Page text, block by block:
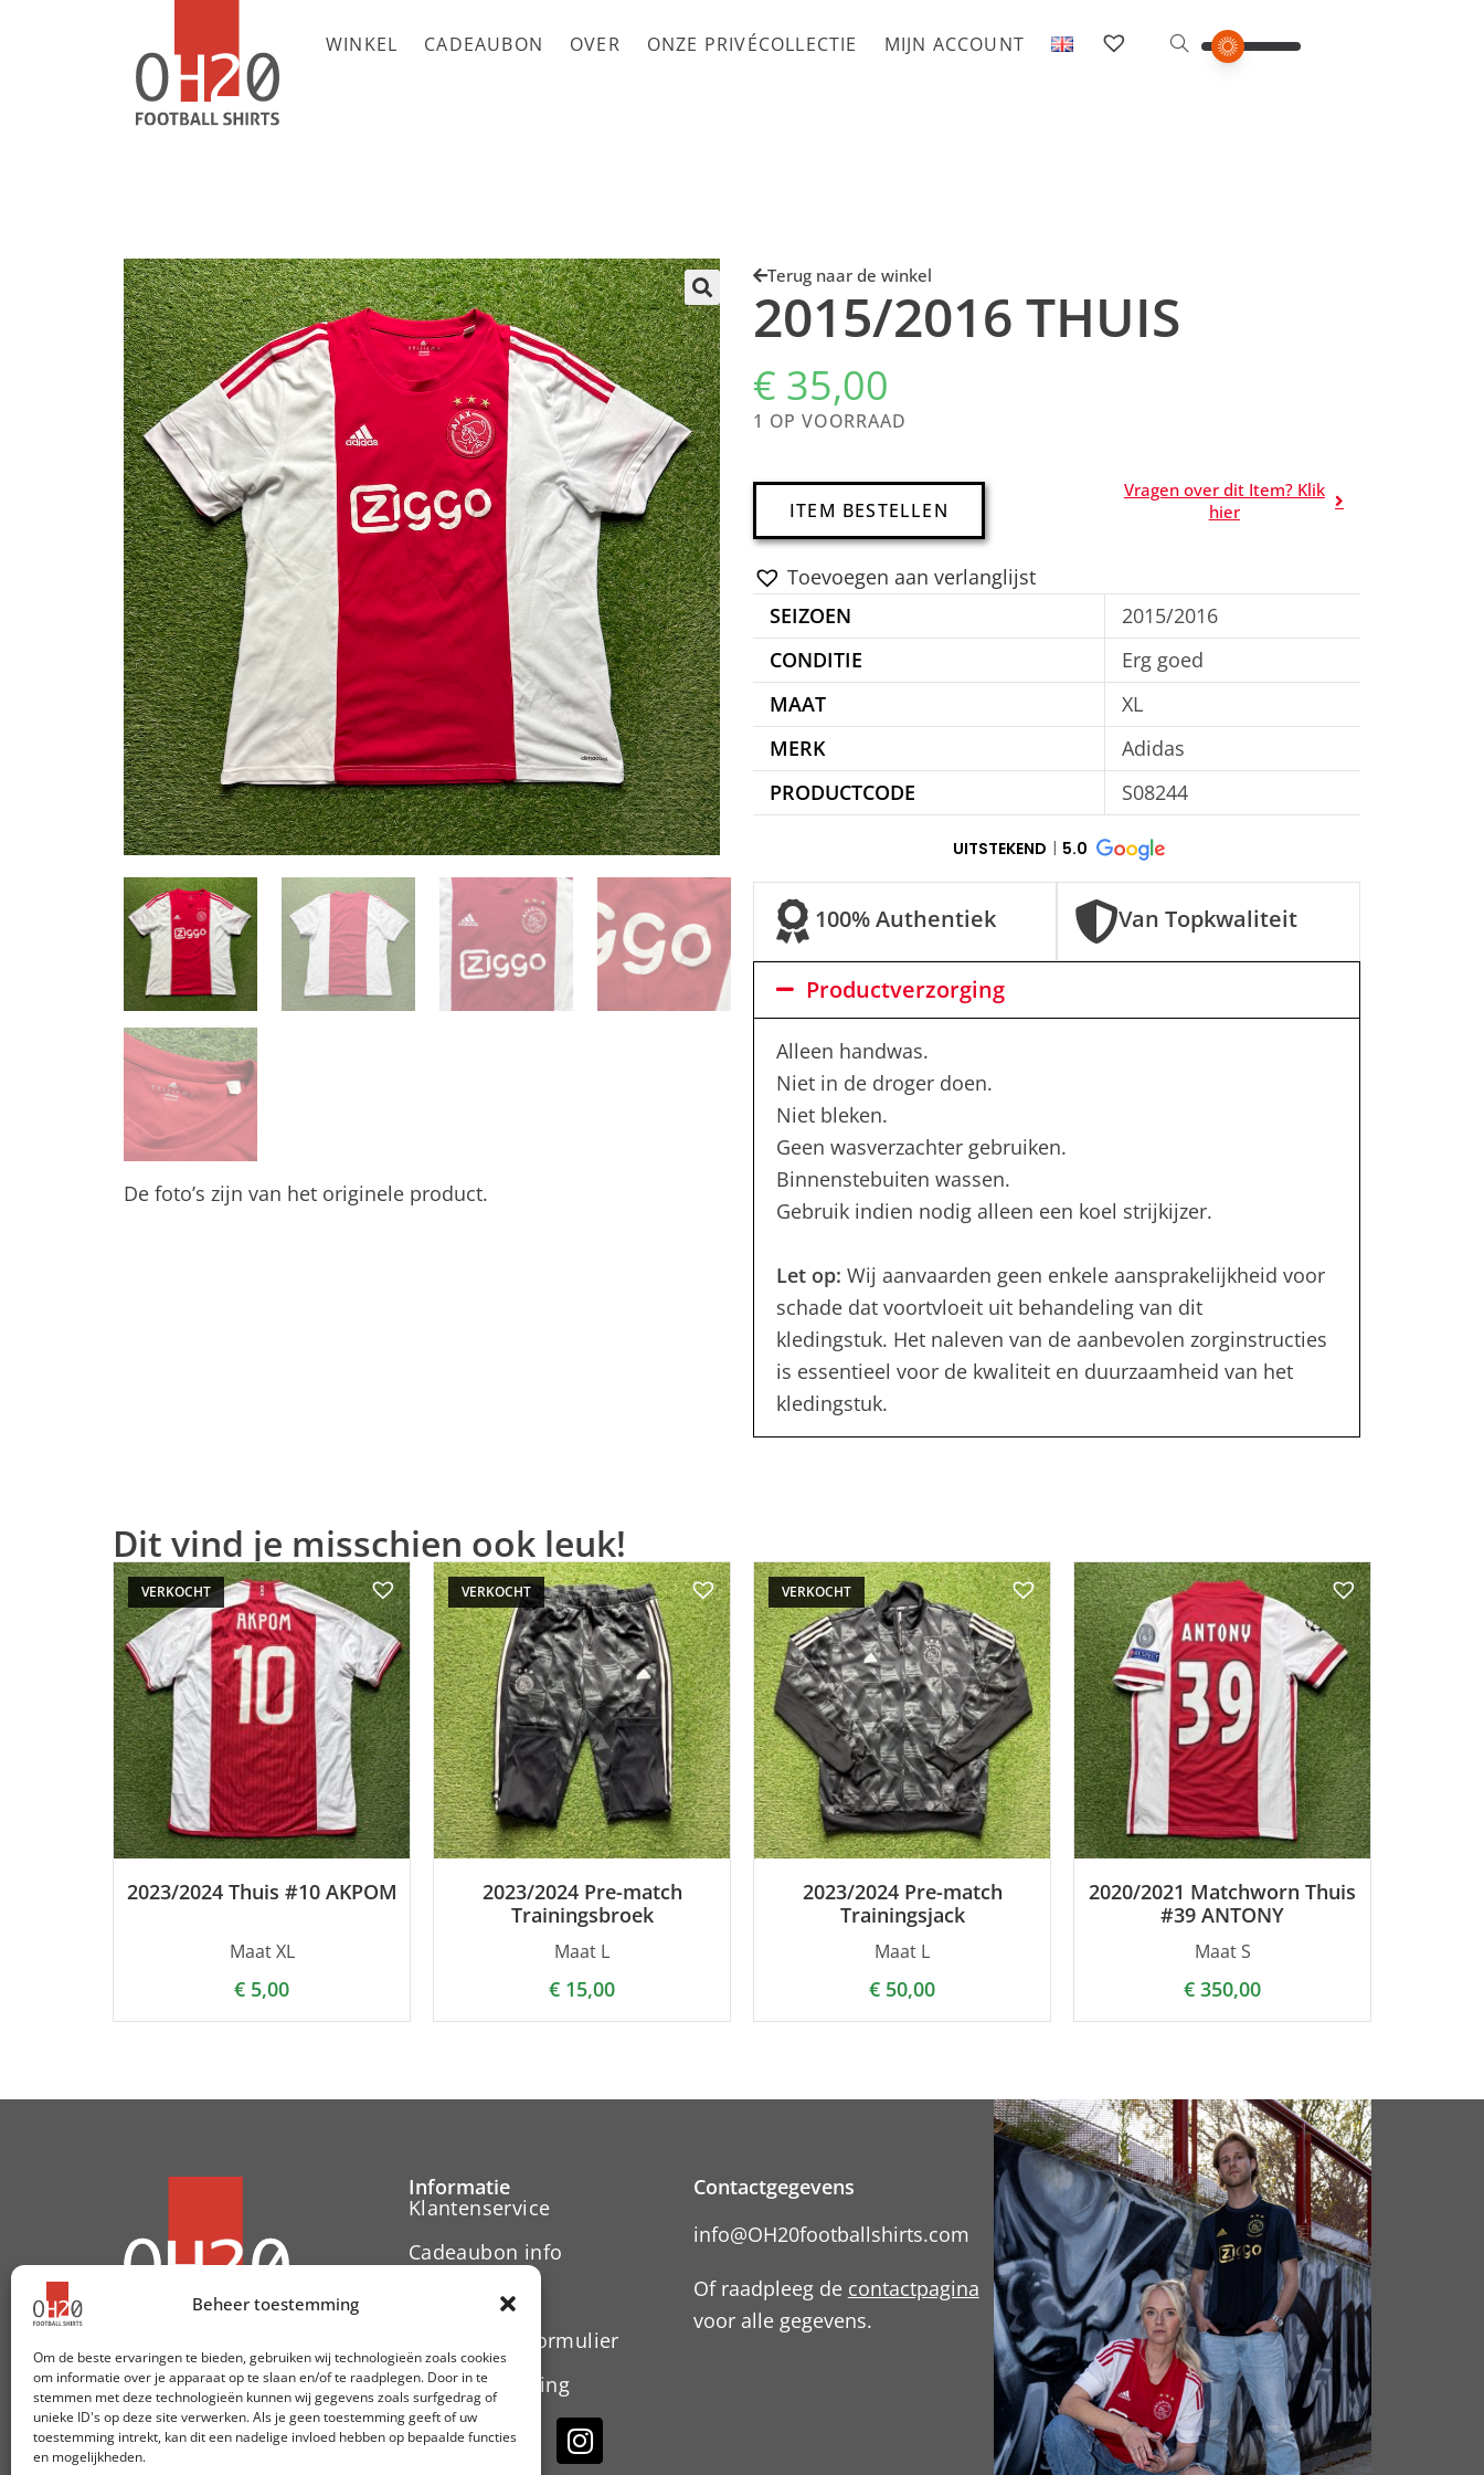
Beheer toestemming
Om de beste ervaringen te bieden, gebruiken wij technologieën zoals cookies
om informatie over je apparaat op te slaan en/of te raadplegen. Door in te
stemmen met deze technologieën kunnen wij gegevens zoals surfgedrag of
unieke ID's op deze site verwerken. Als je geen toestemming geeft of uw
toestemming intrekt, kan dit een nadelige invloed hebben op bepaalde functies
en mogelijkheden.
WINKEL CADEAUBON OVER ONZE PRIVÉCOLLECTIE MIJN ACCOUNT
De foto’s zijn van het originele product.
Terug naar de winkel
2015/2016 THUIS
€ 35,00
1 OP VOORRAAD
ITEM BESTELLEN
e
a
t
e
:
Vragen over dit Item? Klik
hier
Toevoegen aan verlanglijst
SEIZOEN
2015/2016
CONDITIE
Erg goed
MAAT
XL
MERK
Adidas
PRODUCTCODE
S08244
UITSTEKEND 5.0
100% Authentiek Van Topkwaliteit
Productverzorging
Alleen handwas.
Niet in de droger doen.
Niet bleken.
Geen wasverzachter gebruiken.
Binnenstebuiten wassen.
Gebruik indien nodig alleen een koel strijkijzer.
Let op: Wij aanvaarden geen enkele aansprakelijkheid voor
schade dat voortvloeit uit behandeling van dit
kledingstuk. Het naleven van de aanbevolen zorginstructies
is essentieel voor de kwaliteit en duurzaamheid van het
kledingstuk.
Dit vind je misschien ook leuk!
VERKOCHT
2023/2024 Thuis #10 AKPOM
Maat XL
€ 5,00
VERKOCHT
2023/2024 Pre-match
Trainingsbroek
Maat L
€ 15,00
VERKOCHT
2023/2024 Pre-match
Trainingsjack
Maat L
€ 50,00
2020/2021 Matchworn Thuis
#39 ANTONY
Maat S
€ 350,00
Informatie
Klantenservice
Cadeaubon info
Herroepingsformulier
Cookieverklaring
Volg ons:
Contactgegevens
info@OH20footballshirts.com
Of raadpleeg de contactpagina
voor alle gegevens.